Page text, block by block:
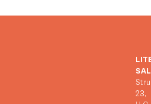
23,